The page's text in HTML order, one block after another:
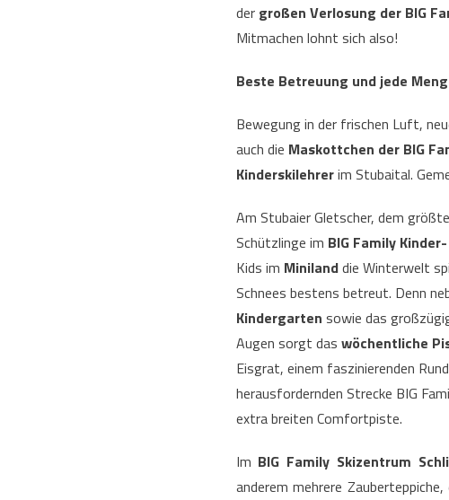
der großen Verlosung der BIG
Mitmachen lohnt sich also!
Beste Betreuung und jede
Bewegung in der frischen Luft,
auch die Maskottchen der BIG
Kinderskilehrerim Stubaital.
Am Stubaier Gletscher, dem
Schützlinge im BIG Family
Kids im Minilanddie Winterwelt
Schnees bestens betreut. Denn
Kindergarten sowie das
Augen sorgt das wöchentliche
Eisgrat, einem faszinierenden
herausfordernden Strecke BIG
extra breiten Comfortpiste.
Im BIG Family Skizentrum
anderem mehrere